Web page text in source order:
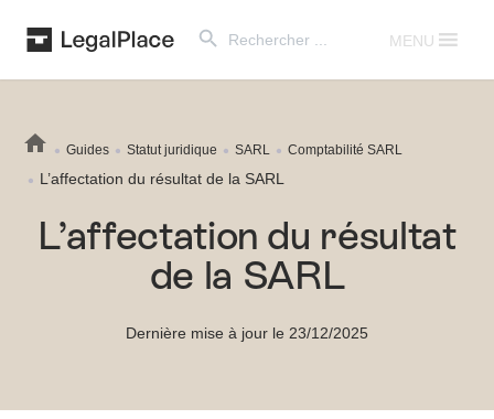
for:
MENU
Guides Statut juridique SARL Comptabilité SARL
L’affectation du résultat de la SARL
L’affectation du résultat
de la SARL
Dernière mise à jour le 23/12/2025